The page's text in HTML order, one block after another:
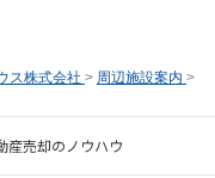
ス株式会社 > 周辺施設案内 >
産売却のノウハウ